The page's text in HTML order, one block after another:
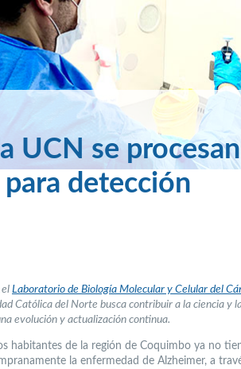
UCN se
detección
el Laboratorio de Biología Molecular y Celular del
Católica del Norte busca contribuir a la ciencia y
evolución y actualización continua.
habitantes de la región de Coquimbo ya no
la enfermedad de Alzheimer, a